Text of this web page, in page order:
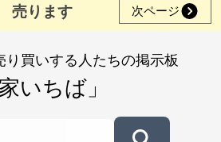
売ります 次ページ
り買いする人たちの掲示板
家いちば」